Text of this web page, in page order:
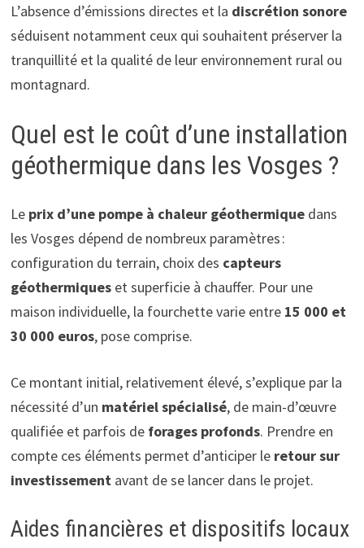
L’absence d’émissions directes et la discrétion sonore
séduisent notamment ceux qui souhaitent préserver la
tranquillité et la qualité de leur environnement rural ou
montagnard.
Quel est le coût d’une installation
géothermique dans les Vosges ?
Le prix d’une pompe à chaleur géothermiquedans
les Vosges dépend de nombreux paramètres :
configuration du terrain, choix des capteurs
géothermiqueset superficie à chauffer. Pour une
maison individuelle, la fourchette varie entre 15 000 et
30 000 euros, pose comprise.
Ce montant initial, relativement élevé, s’explique par la
nécessité d’un matériel spécialisé, de main-d’œuvre
qualifiée et parfois de forages profonds. Prendre en
compte ces éléments permet d’anticiper le retour sur
investissementavant de se lancer dans le projet.
Aides financières et dispositifs locaux